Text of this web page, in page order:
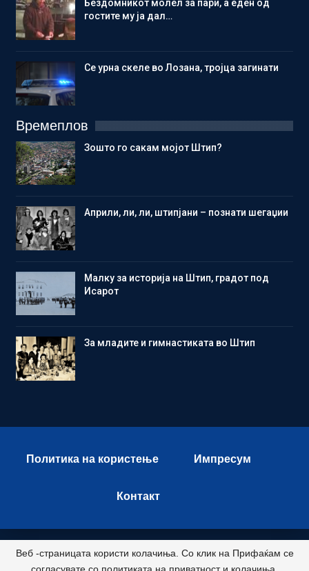
Бездомникот молел за пари, а еден од
гостите му ја дал…
Се урна скеле во Лозана, тројца загинати
Времеплов
Зошто го сакам мојот Штип?
Aприли, ли, ли, штипјани – познати шегаџии
Малку за историја на Штип, градот под
Исарот
Зa младите и гимнастиката во Штип
Политика на користење Импресум
Контакт
© 2026 - Istok Press. All Rights Reserved.
Веб -страницата користи колачиња. Со клик на Прифаќам се